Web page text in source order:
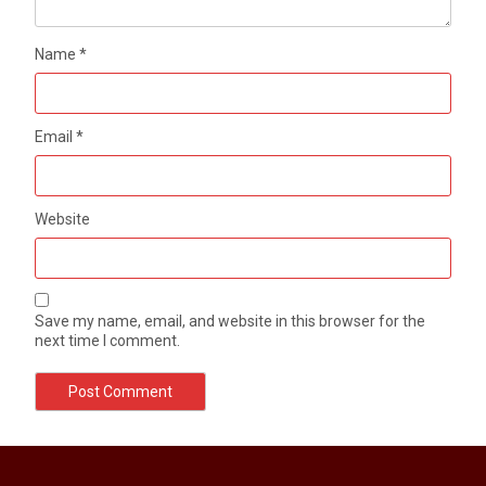
Name*
Email*
Website
Save my name, email, and website in this browser for the
next time I comment.